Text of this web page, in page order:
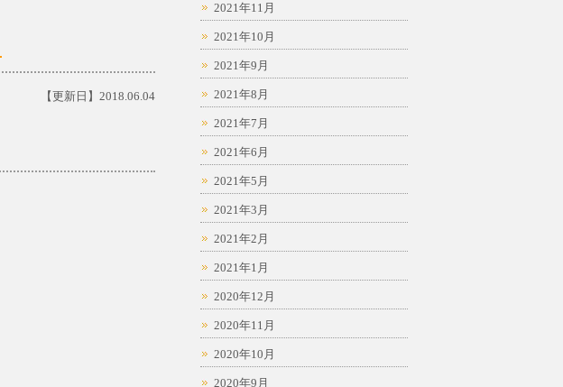
【更新日】2018.06.04
2021年11月
2021年10月
2021年9月
2021年8月
2021年7月
2021年6月
2021年5月
2021年3月
2021年2月
2021年1月
2020年12月
2020年11月
2020年10月
2020年9月